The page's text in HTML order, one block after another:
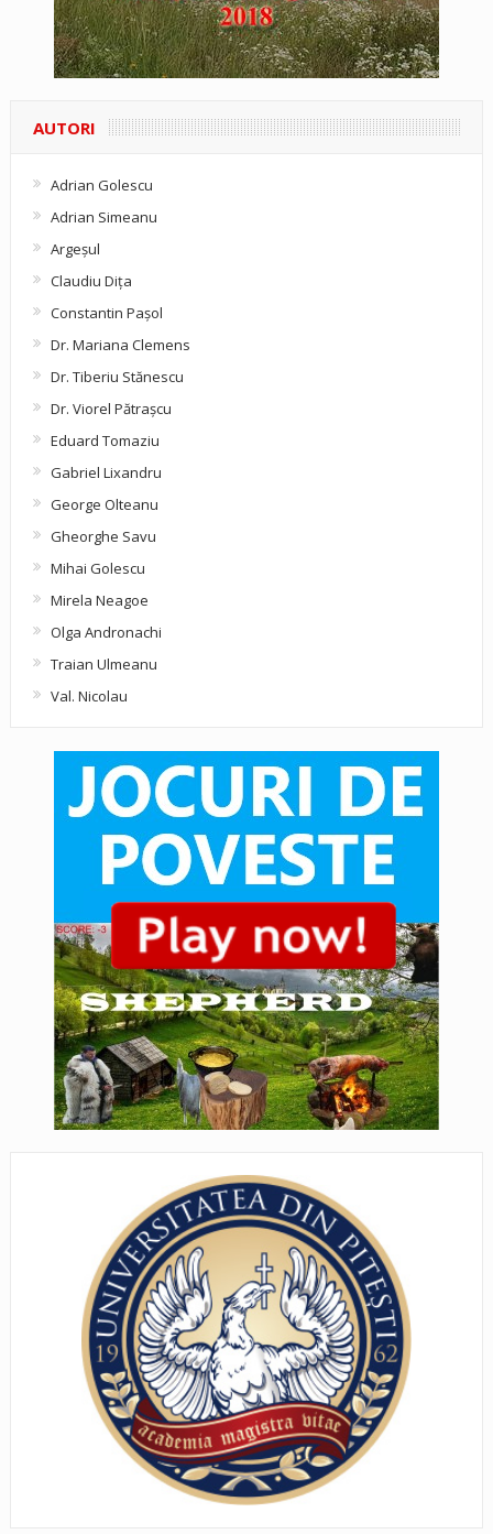
AUTORI
Adrian Golescu
Adrian Simeanu
Argeşul
Claudiu Diţa
Constantin Pașol
Dr. Mariana Clemens
Dr. Tiberiu Stănescu
Dr. Viorel Pătraşcu
Eduard Tomaziu
Gabriel Lixandru
George Olteanu
Gheorghe Savu
Mihai Golescu
Mirela Neagoe
Olga Andronachi
Traian Ulmeanu
Val. Nicolau